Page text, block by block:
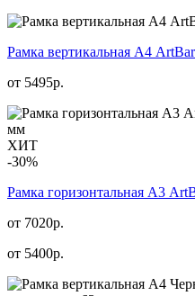
Рамка вертикальная А4
от 5495р.
ХИТ
-30%
Рамка горизонтальная А3
от 7020р.
от 5400р.